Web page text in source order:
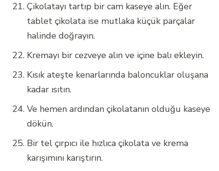
Çikolatayı tartıp bir cam kaseye alın. Eğer
tablet çikolata ise mutlaka küçük parçalar
halinde doğrayın.
Kremayı bir cezveye alın ve içine balı ekleyin.
Kısık ateşte kenarlarında baloncuklar oluşana
kadar ısıtın.
Ve hemen ardından çikolatanın olduğu kaseye
dökün.
Bir tel çırpıcı ile hızlıca çikolata ve krema
karışımını karıştırın.